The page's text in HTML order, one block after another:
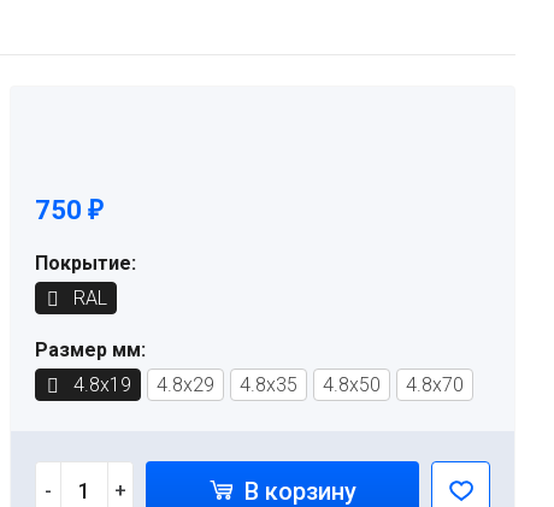
750 ₽
Покрытие:
RAL
Размер мм:
4.8x19
4.8x29 4.8x35 4.8x50 4.8x70
- + В корзину